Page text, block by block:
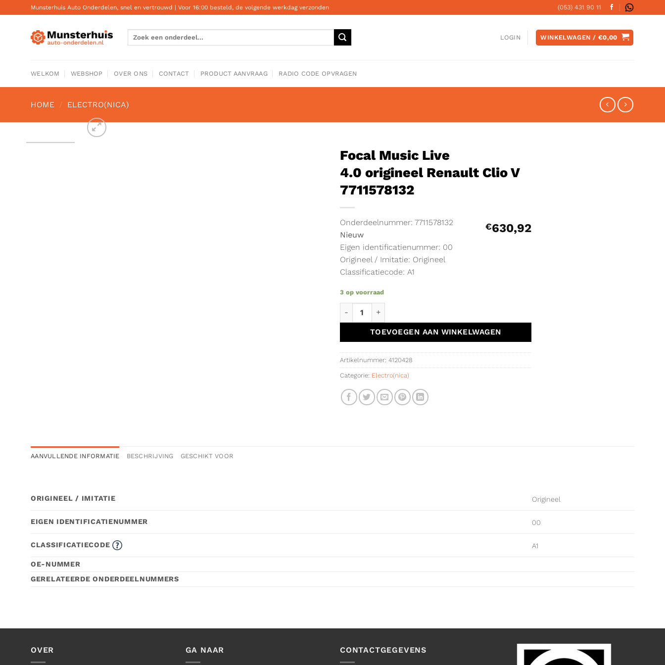
naar
Munsterhuis Auto Onderdelen, snel en vertrouwd | Voor 16:00 besteld, de volgende werkdag verzonden (053) 431 90 11
Zoeken
LOGIN WINKELWAGEN / €0,00
WELKOM WEBSHOP OVER ONS CONTACT PRODUCT AANVRAAG RADIO CODE OPVRAGEN
HOME / ELECTRO(NICA)
Focal Music Live
4.0 origineel Renault Clio V
7711578132
€630,92
Onderdeelnummer: 7711578132
Nieuw
Eigen identificatienummer: 00
Origineel / Imitatie: Origineel
Classificatiecode: A1
3 op voorraad
TOEVOEGEN AAN WINKELWAGEN
Artikelnummer: 4120428
Categorie: Electro(nica)
AANVULLENDE INFORMATIE BESCHRIJVING GESCHIKT VOOR
ORIGINEEL / IMITATIE Origineel
EIGEN IDENTIFICATIENUMMER 00
CLASSIFICATIECODE A1
OE-NUMMER
GERELATEERDE ONDERDEELNUMMERS
OVER GA NAAR CONTACTGEGEVENS